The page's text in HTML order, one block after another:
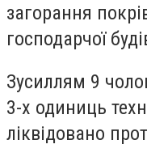
загорання
господарчої
Зусиллям 9
3-х одиниць
ліквідовано